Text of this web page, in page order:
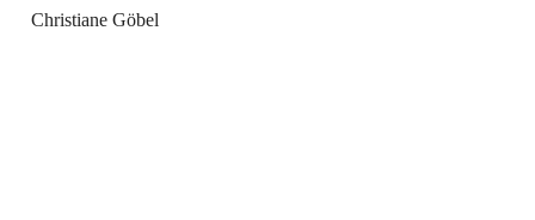
Christiane Göbel